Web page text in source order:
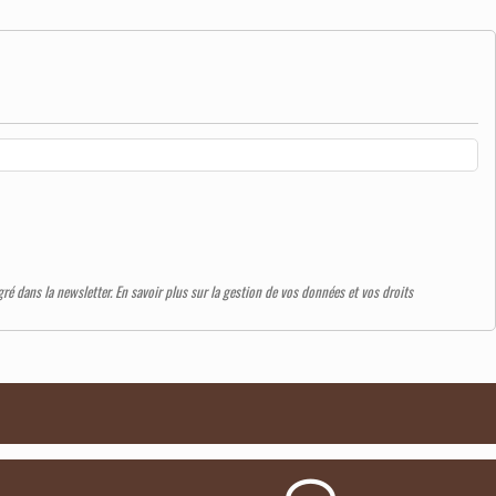
dans la newsletter. En savoir plus sur la gestion de vos données et vos droits